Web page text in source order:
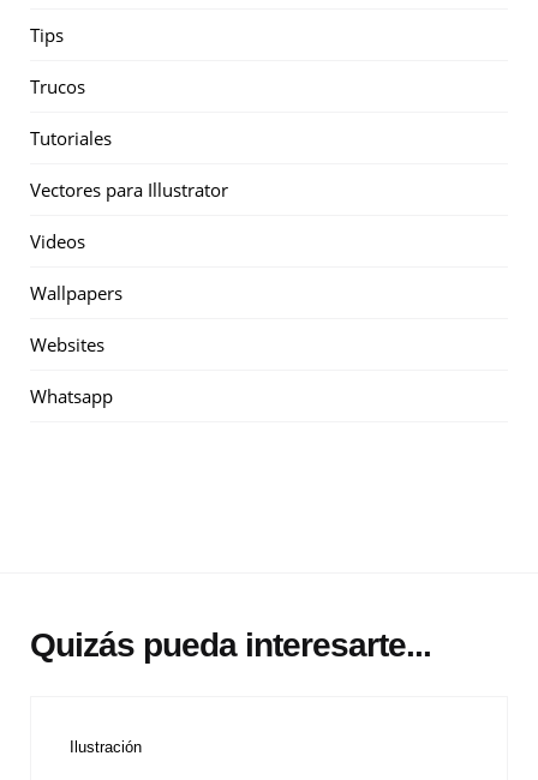
Tips
Trucos
Tutoriales
Vectores para Illustrator
Videos
Wallpapers
Websites
Whatsapp
Quizás pueda interesarte...
Ilustración